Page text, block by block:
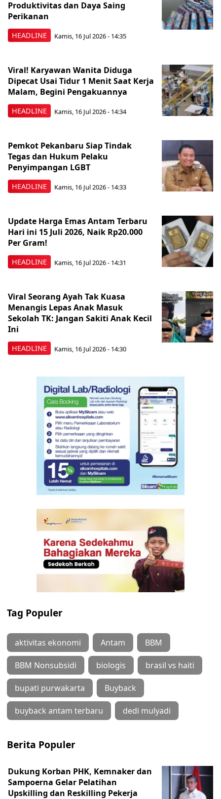
HEADLINE
Produktivitas dan Daya Saing
Perikanan
Kamis, 16 Jul 2026 - 14:35
HEADLINE
Viral! Karyawan Wanita Diduga
Dipecat Usai Tidur 1 Menit Saat Kerja
Malam, Begini Pengakuannya
Kamis, 16 Jul 2026 - 14:34
HEADLINE
Pemkot Pekanbaru Siap Tindak
Tegas dan Hukum Pelaku
Penyimpangan LGBT
Kamis, 16 Jul 2026 - 14:33
HEADLINE
Update Harga Emas Antam Terbaru
Hari ini 15 Juli 2026, Naik Rp20.000
Per Gram!
Kamis, 16 Jul 2026 - 14:31
HEADLINE
Viral Seorang Ayah Tak Kuasa
Menangis Lepas Anak Masuk
Sekolah TK: Jangan Sakiti Anak Kecil
Ini
Kamis, 16 Jul 2026 - 14:30
Tag Populer
aktivitas ekonomi Antam BBM
BBM Nonsubsidi biologis brasil vs haiti
bupati purwakarta Buyback
buyback antam terbaru dedi mulyadi
Berita Populer
Dukung Korban PHK, Kemnaker dan
Sampoerna Gelar Pelatihan
Upskilling dan Reskilling Pekerja